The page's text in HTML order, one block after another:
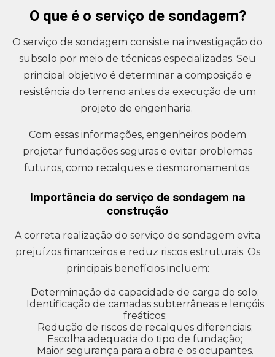
O que é o serviço de sondagem?
O serviço de sondagem consiste na investigação do
subsolo por meio de técnicas especializadas. Seu
principal objetivo é determinar a composição e
resistência do terreno antes da execução de um
projeto de engenharia.
Com essas informações, engenheiros podem
projetar fundações seguras e evitar problemas
futuros, como recalques e desmoronamentos.
Importância do serviço de sondagem na
construção
A correta realização do serviço de sondagem evita
prejuízos financeiros e reduz riscos estruturais. Os
principais benefícios incluem:
Determinação da capacidade de carga do solo;
Identificação de camadas subterrâneas e lençóis
freáticos;
Redução de riscos de recalques diferenciais;
Escolha adequada do tipo de fundação;
Maior segurança para a obra e os ocupantes.